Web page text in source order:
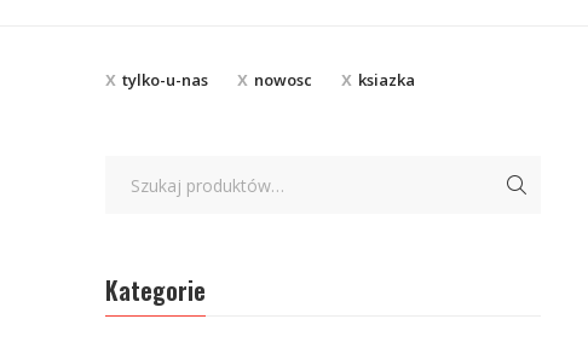
tylko-u-nas nowosc ksiazka
Kategorie